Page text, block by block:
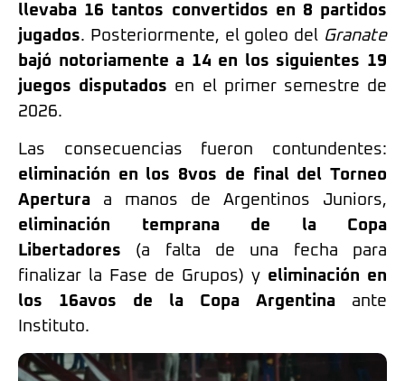
llevaba 16 tantos convertidos en 8 partidos
jugados. Posteriormente, el goleo del Granate
bajó notoriamente a 14 en los siguientes 19
juegos disputados en el primer semestre de
2026.
Las consecuencias fueron contundentes:
eliminación en los 8vos de final del Torneo
Apertura a manos de Argentinos Juniors,
eliminación temprana de la Copa
Libertadores (a falta de una fecha para
finalizar la Fase de Grupos) y eliminación en
los 16avos de la Copa Argentina ante
Instituto.